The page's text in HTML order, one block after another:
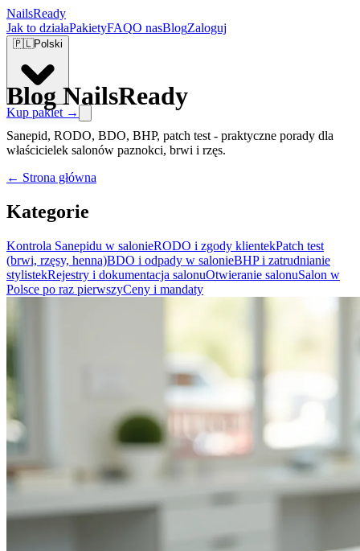
NailsReady
Jak to działaPakietyFAQO nasBlogZaloguj
🇵🇱Polski
Kup pakiet →
Blog NailsReady
Sanepid, RODO, BDO, BHP, patch test - praktyczne porady dla
właścicielek salonów paznokci, brwi i rzęs.
← Strona główna
Kategorie
Kontrola Sanepidu w salonieRODO i zgody klientekPatch test
(brwi, rzęsy, henna)BDO i odpady w salonieBHP i zatrudnianie
stylistekRejestry i dokumentacja salonuOtwieranie salonuSalon w
Polsce po raz pierwszyCeny i mandaty